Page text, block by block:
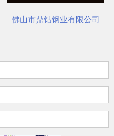
了吗？
佛山市鼎钻钢业有限公司，